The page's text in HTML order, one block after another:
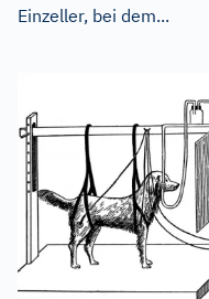
Einzeller, bei dem...